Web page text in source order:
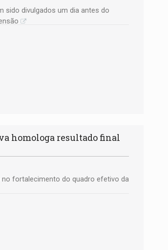
sido divulgados um dia antes do
homologa resultado final
fortalecimento do quadro efetivo da